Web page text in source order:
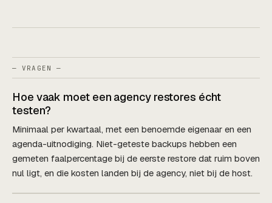
— VRAGEN —
Hoe vaak moet een agency restores écht
testen?
Minimaal per kwartaal, met een benoemde eigenaar en een
agenda-uitnodiging. Niet-geteste backups hebben een
gemeten faalpercentage bij de eerste restore dat ruim boven
nul ligt, en die kosten landen bij de agency, niet bij de host.